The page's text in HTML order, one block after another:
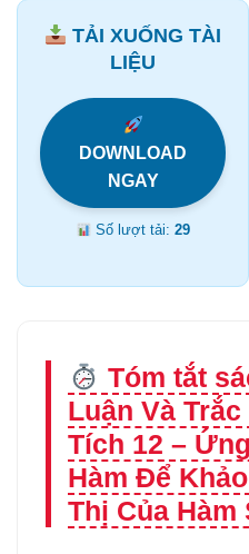
TẢI XUỐNG TÀI
LIỆU
DOWNLOAD
NGAY
Số lượt tải:29
Tóm tắt
Luận Và
Tích 12 –
Hàm Để
Thị Của Hàm